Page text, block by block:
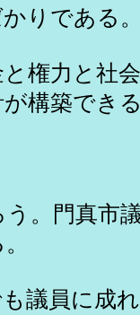
りである
権力と社
構築でき
。門真市
議員に成